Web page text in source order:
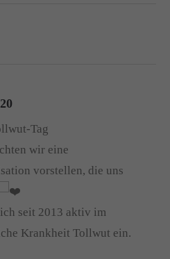
Tag
wir eine
vorstellen, die uns
seit 2013 aktiv im
Krankheit Tollwut ein.